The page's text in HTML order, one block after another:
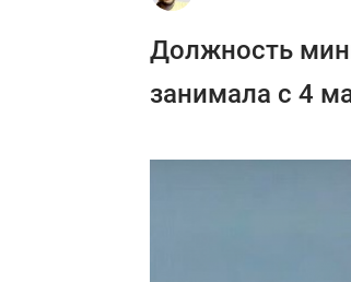
Должность
занимала с 4